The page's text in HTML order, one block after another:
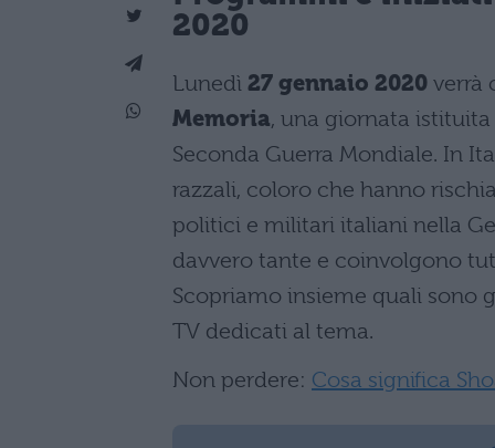
2020
Lunedì 27 gennaio 2020 verrà
Memoria, una giornata
Seconda Guerra Mondiale. In
razzali, coloro che hanno
politici e militari italiani nella
davvero tante e coinvolgono
Scopriamo insieme quali sono
TV dedicati al tema.
Non perdere: Cosa significa